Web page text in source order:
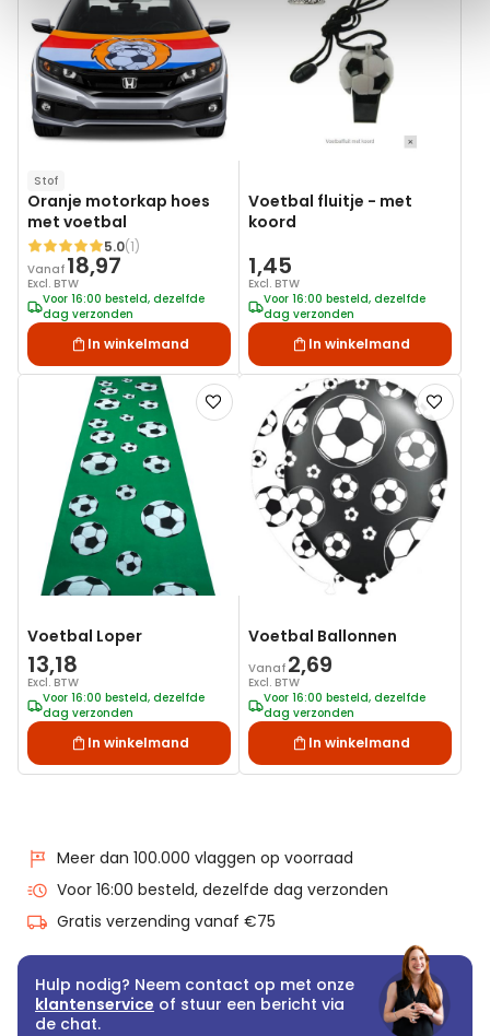
verlanglijst
Stof
Oranje motorkap hoes
met voetbal
Waardering:
5.0(1)
Vanaf 18,97
Excl. BTW
Voor 16:00 besteld, dezelfde
dag verzonden
In winkelmand
Voetbal fluitje - met
koord
1,45
Excl. BTW
Voor 16:00 besteld, dezelfde
dag verzonden
In winkelmand
Voeg
toe
verlanglijst
Voetbal Loper
13,18
Excl. BTW
Voor 16:00 besteld, dezelfde
dag verzonden
In winkelmand
Voeg
toe
aan
Voetbal Ballonnen
Vanaf 2,69
Excl. BTW
Voor 16:00 besteld, dezelfde
dag verzonden
In winkelmand
Meer dan 100.000 vlaggen op voorraad
Voor 16:00 besteld, dezelfde dag verzonden
Gratis verzending vanaf €75
Hulp nodig? Neem contact op met onze
klantenservice of stuur een bericht via
de chat.